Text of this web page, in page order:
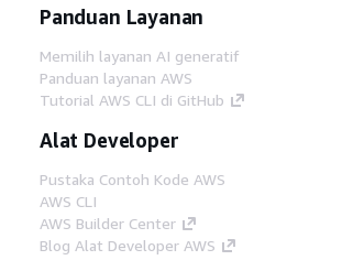
Panduan Layanan
Memilih layanan AI generatif
Panduan layanan AWS
Tutorial AWS CLI di GitHub
Alat Developer
Pustaka Contoh Kode AWS
AWS CLI
AWS Builder Center
Blog Alat Developer AWS